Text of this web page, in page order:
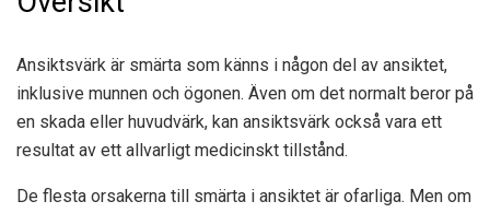
Ansiktsvärk är smärta som känns i någon del av ansiktet,
inklusive munnen och ögonen. Även om det normalt beror på
en skada eller huvudvärk, kan ansiktsvärk också vara ett
resultat av ett allvarligt medicinskt tillstånd.
De flesta orsakerna till smärta i ansiktet är ofarliga. Men om